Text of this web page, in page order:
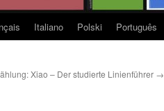
Italiano Polski Português
Xiao – Der studierte Linienführer →